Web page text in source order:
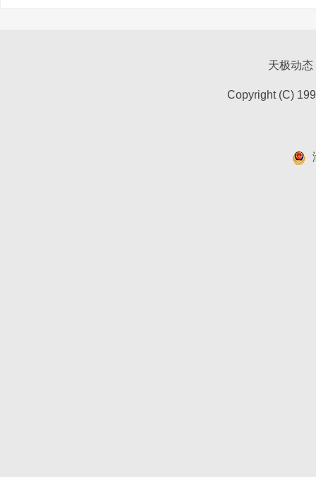
天极动态
Copyright (C)